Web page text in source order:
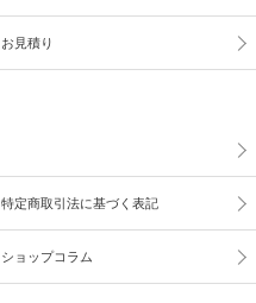
お見積り
特定商取引法に基づく表記
ショップコラム